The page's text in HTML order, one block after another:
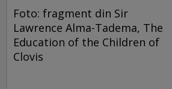
Foto: fragment din Sir
Lawrence Alma-Tadema, The
Education of the Children of
Clovis